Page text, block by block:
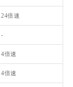
24倍速
-
4倍速
4倍速